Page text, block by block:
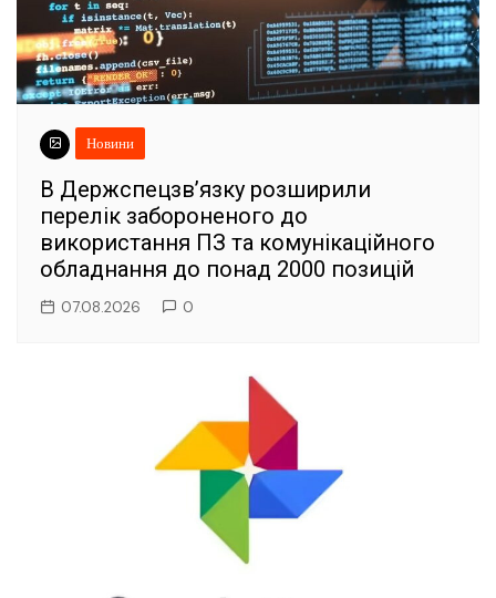
Новини
В Держспецзв’язку розширили
перелік забороненого до
використання ПЗ та комунікаційного
обладнання до понад 2000 позицій
07.08.2026 0